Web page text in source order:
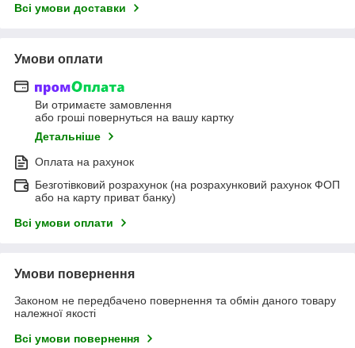
Всі умови доставки
Умови оплати
Ви отримаєте замовлення
або гроші повернуться на вашу картку
Детальніше
Оплата на рахунок
Безготівковий розрахунок (на розрахунковий рахунок ФОП
або на карту приват банку)
Всі умови оплати
Умови повернення
Законом не передбачено повернення та обмін даного товару
належної якості
Всі умови повернення